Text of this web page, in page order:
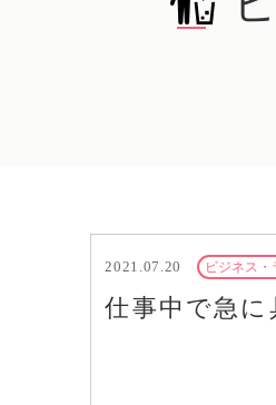
2021.07.20 ビジネス・
仕事中で急